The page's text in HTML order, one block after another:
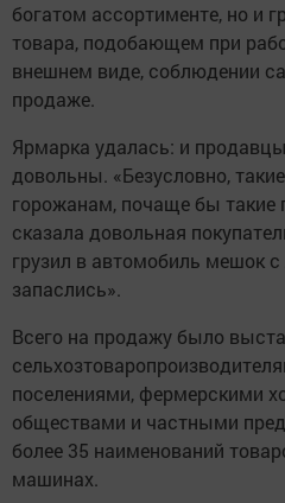
богатом ассортименте, но и
товара, подобающем при
внешнем виде, соблюдении
продаже.
Ярмарка удалась: и
довольны. «Безусловно,
горожанам, почаще бы такие
сказала довольная
грузил в автомобиль мешок
запаслись».
Всего на продажу было
поселениями, фермерскими
обществами и частными
более 35 наименований
машинах.